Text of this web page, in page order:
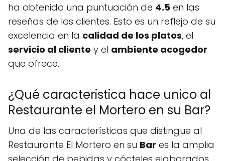
ha obtenido una puntuación de 4.5 en las
reseñas de los clientes. Esto es un reflejo de su
excelencia en la calidad de los platos, el
servicio al cliente y el ambiente acogedor
que ofrece.
¿Qué caracteristica hace unico al
Restaurante el Mortero en su Bar?
Una de las características que distingue al
Restaurante El Mortero en su Bar es la amplia